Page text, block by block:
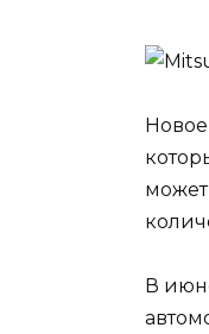
может
В